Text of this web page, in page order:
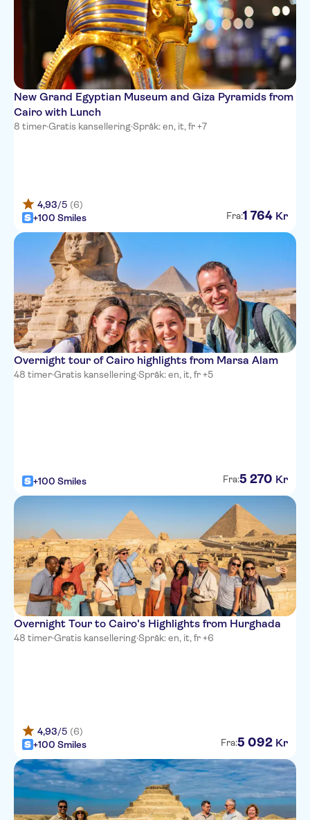
New Grand Egyptian Museum and Giza Pyramids from
Cairo with Lunch
8 timer·Gratis kansellering·Språk: en, it, fr +7
4,93/5 (6)
+100 Smiles
Fra:1 764 Kr
Overnight tour of Cairo highlights from Marsa Alam
48 timer·Gratis kansellering·Språk: en, it, fr +5
+100 Smiles Fra:5 270 Kr
Overnight Tour to Cairo's Highlights from Hurghada
48 timer·Gratis kansellering·Språk: en, it, fr +6
4,93/5 (6)
+100 Smiles
Fra:5 092 Kr